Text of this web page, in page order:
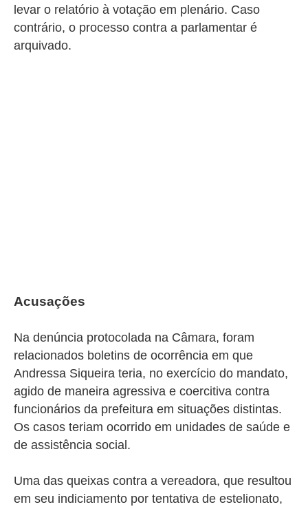
levar o relatório à votação em plenário. Caso
contrário, o processo contra a parlamentar é
arquivado.
Acusações
Na denúncia protocolada na Câmara, foram
relacionados boletins de ocorrência em que
Andressa Siqueira teria, no exercício do mandato,
agido de maneira agressiva e coercitiva contra
funcionários da prefeitura em situações distintas.
Os casos teriam ocorrido em unidades de saúde e
de assistência social.
Uma das queixas contra a vereadora, que resultou
em seu indiciamento por tentativa de estelionato,